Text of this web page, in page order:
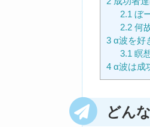
2.1 ぼ
2.2何
3 α波を好
3.1 瞑
4 α波は成
どん